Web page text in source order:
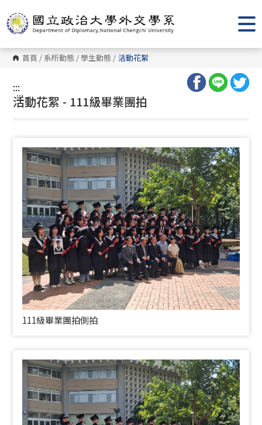
到
主
要
內
容
區 首頁 / 系所動態 /學生動態 / 活動花絮
:::
:::
活動花絮 - 111級畢業團拍
111級畢業團拍側拍